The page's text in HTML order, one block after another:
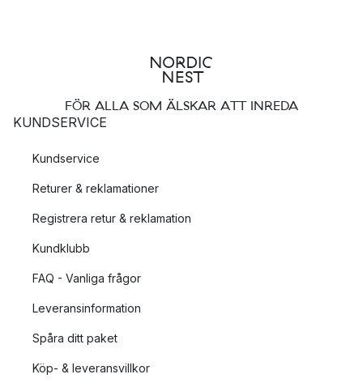
FÖR ALLA SOM ÄLSKAR ATT INREDA
KUNDSERVICE
Kundservice
Returer & reklamationer
Registrera retur & reklamation
Kundklubb
FAQ - Vanliga frågor
Leveransinformation
Spåra ditt paket
Köp- & leveransvillkor